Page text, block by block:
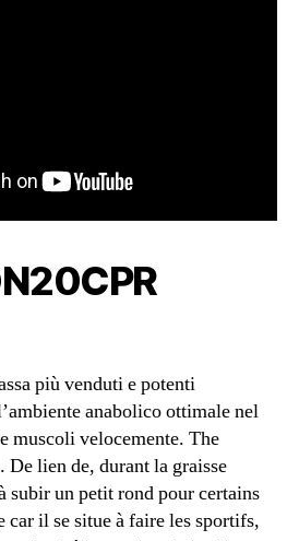
più venduti e potenti
anabolico ottimale nel
muscoli velocemente. The
lien de, durant la graisse
subir un petit rond pour certains
car il se situe à faire les sportifs,